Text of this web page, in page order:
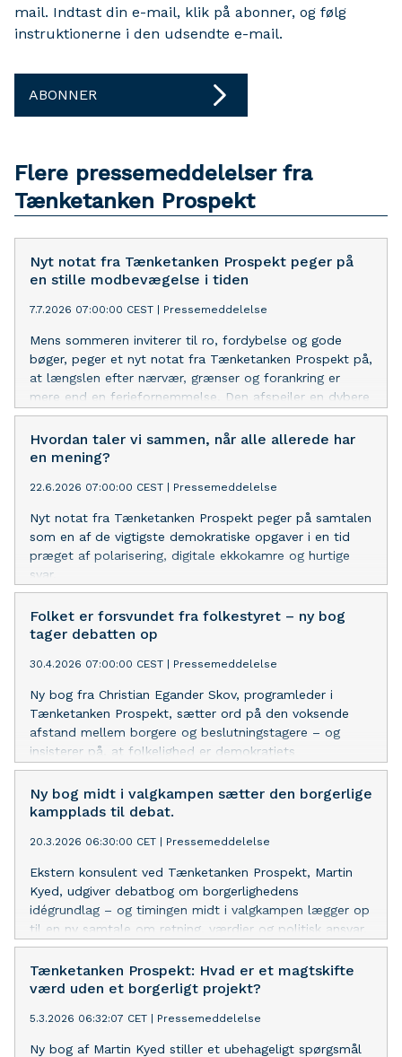
mail. Indtast din e-mail, klik på abonner, og følg
instruktionerne i den udsendte e-mail.
ABONNER
Flere pressemeddelelser fra
Tænketanken Prospekt
Nyt notat fra Tænketanken Prospekt peger på
en stille modbevægelse i tiden
7.7.2026 07:00:00 CEST | Pressemeddelelse
Mens sommeren inviterer til ro, fordybelse og gode
bøger, peger et nyt notat fra Tænketanken Prospekt på,
at længslen efter nærvær, grænser og forankring er
mere end en feriefornemmelse. Den afspejler en dybere
kulturel bevægelse, som kan få betydning for både
fællesskaber og folkestyre.
Hvordan taler vi sammen, når alle allerede har
en mening?
22.6.2026 07:00:00 CEST | Pressemeddelelse
Nyt notat fra Tænketanken Prospekt peger på samtalen
som en af de vigtigste demokratiske opgaver i en tid
præget af polarisering, digitale ekkokamre og hurtige
svar.
Folket er forsvundet fra folkestyret – ny bog
tager debatten op
30.4.2026 07:00:00 CEST | Pressemeddelelse
Ny bog fra Christian Egander Skov, programleder i
Tænketanken Prospekt, sætter ord på den voksende
afstand mellem borgere og beslutningstagere – og
insisterer på, at folkelighed er demokratiets
forudsætning.
Ny bog midt i valgkampen sætter den borgerlige
kampplads til debat.
20.3.2026 06:30:00 CET | Pressemeddelelse
Ekstern konsulent ved Tænketanken Prospekt, Martin
Kyed, udgiver debatbog om borgerlighedens
idégrundlag – og timingen midt i valgkampen lægger op
til en ny samtale om retning, værdier og politisk ansvar.
Tænketanken Prospekt: Hvad er et magtskifte
værd uden et borgerligt projekt?
5.3.2026 06:32:07 CET | Pressemeddelelse
Ny bog af Martin Kyed stiller et ubehageligt spørgsmål